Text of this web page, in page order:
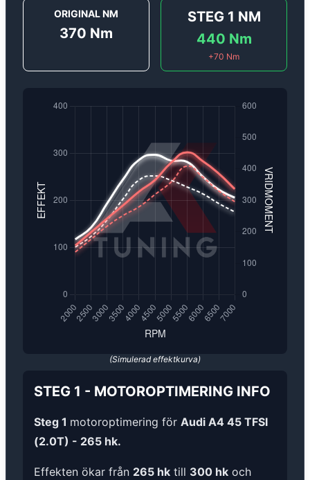
ORIGINAL NM
370 Nm
STEG 1 NM
440 Nm
+70 Nm
(Simulerad effektkurva)
STEG 1 - MOTOROPTIMERING INFO
Steg 1 motoroptimering för Audi A4 45 TFSI
(2.0T) - 265 hk.
Effekten ökar från 265 hk till 300 hk och